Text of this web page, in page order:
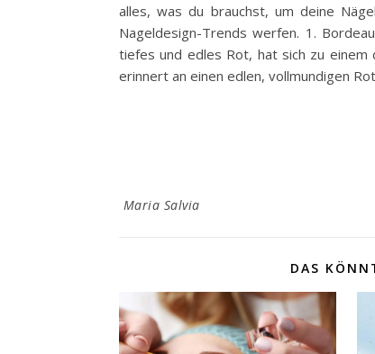
alles, was du brauchst, um deine
Nageldesign-Trends werfen. 1.
tiefes und edles Rot, hat sich zu
erinnert an einen edlen, vollmundigen
Maria Salvia
DAS